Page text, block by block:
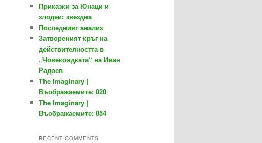
h
Приказки за Юнаци и
злодеи: звездна
Последният анализ
Затвореният кръг на
действителността в
„Човекоядката“ на Иван
Радоев
The Imaginary |
Въображаемите: 020
The Imaginary |
Въображаемите: 054
RECENT COMMENTS